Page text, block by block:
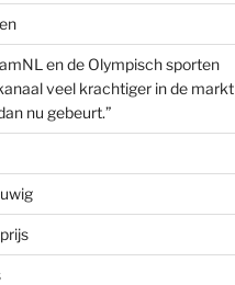
en de Olympisch sporten
veel krachtiger in de markt
nu gebeurt.”